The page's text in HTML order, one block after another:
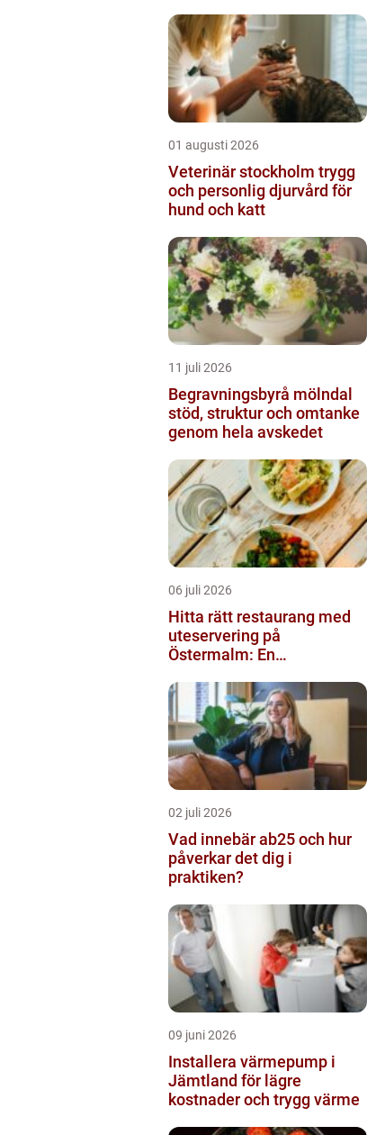
01 augusti 2026
Veterinär stockholm trygg
och personlig djurvård för
hund och katt
11 juli 2026
Begravningsbyrå mölndal
stöd, struktur och omtanke
genom hela avskedet
06 juli 2026
Hitta rätt restaurang med
uteservering på
Östermalm: En
solen
02 juli 2026
Vad innebär ab25 och hur
påverkar det dig i
praktiken?
09 juni 2026
Installera värmepump i
Jämtland för lägre
kostnader och trygg värme